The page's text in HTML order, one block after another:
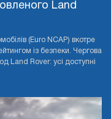
Land
(Euro NCAP) вкотре
із безпеки. Чергова
Land Rover: усі доступні